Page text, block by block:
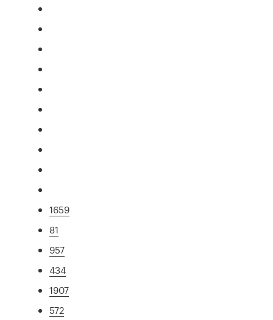
1659
81
957
434
1907
572